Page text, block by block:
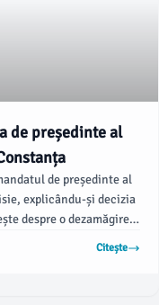
de președinte al
de președinte al
explicându-și decizia
despre o dezamăgire
că a ales acest pas din
de susținerea
Citește